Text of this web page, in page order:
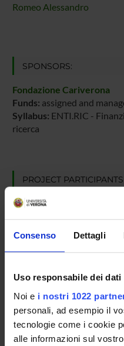
Consenso Dettagli
Uso responsabile dei dati
Noi e i nostri 1022
personali, ad esempio il
tecnologie come i cookie
alle informazioni sul
Romeo Alessandro
SPONSORS:
Fondazione Cariverona
Funds: assigned and
Syllabus: ENTI.RIC -
ricerca
PROJECT PARTICIPANTS
Ikram Anefnaf
Simya Olavil Karayi
Narges Torabi
RESEARCH AREAS